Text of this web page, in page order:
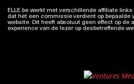
ELLE.be werkt met verschillende affiliate
dat het een commissie verdient op bepaalde
website. Dit heeft absoluut geen effect op de
experience van de lezer op desbetreffende